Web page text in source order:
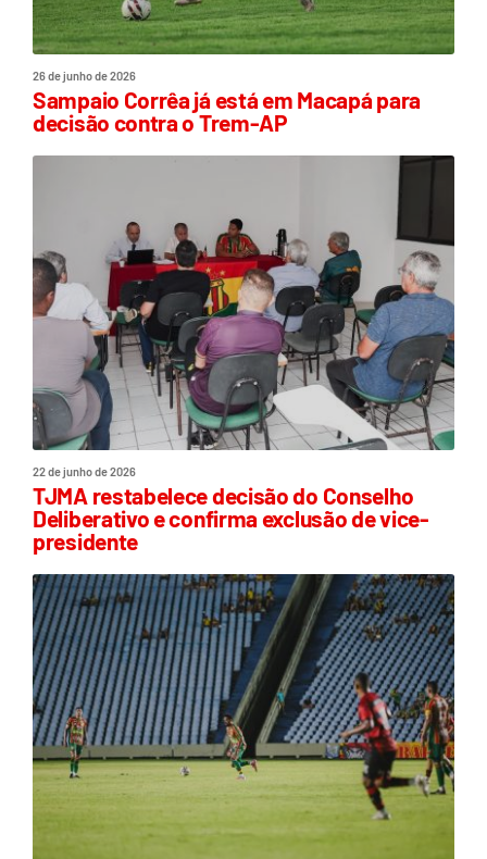
26 de junho de 2026
Sampaio Corrêa já está em Macapá para
decisão contra o Trem-AP
22 de junho de 2026
TJMA restabelece decisão do Conselho
Deliberativo e confirma exclusão de vice-
presidente